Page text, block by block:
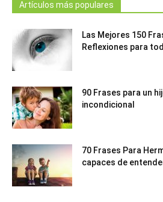
Artículos más populares
Las Mejores 150
Reflexiones para
90 Frases para un
incondicional
70 Frases Para
capaces de